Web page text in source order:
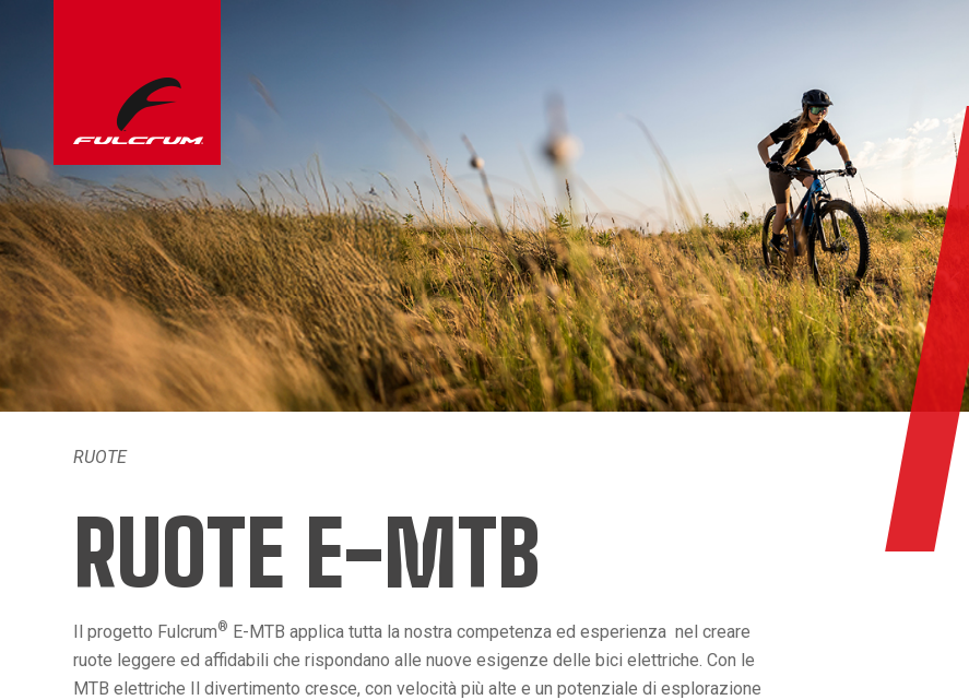
RUOTE
RUOTE E-MTB
Il progetto Fulcrum® E-MTB applica tutta la nostra competenza ed esperienza nel creare
ruote leggere ed affidabili che rispondano alle nuove esigenze delle bici elettriche. Con le
MTB elettriche Il divertimento cresce, con velocità più alte e un potenziale di esplorazione